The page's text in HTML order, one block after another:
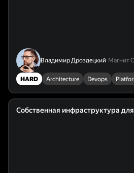
Владимир Дроздецкий Магнит
HARD Architecture Devops
Cобственная инфраструктура